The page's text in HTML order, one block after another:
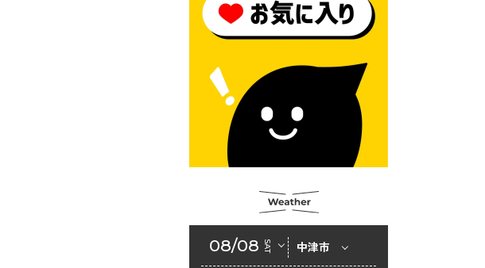
2026年6月18日 セアカゴケグ
モにご注意ください！
ェルターの指定
2026年6月10日 令和８年経済
センサス-活動調査
2026年6月9日 令和８年第３
回定例会「一般質問一覧表」
2026年6月5日 新婚世帯の家
2026年6月2日 戸籍に氏名の
振り仮名が記載されます
08/08 SAT 中津市